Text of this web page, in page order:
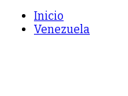
Inicio
Venezuela